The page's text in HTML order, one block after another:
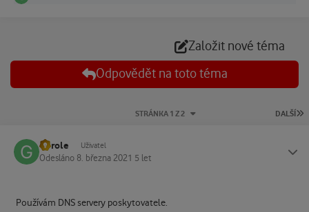
Založit nové téma
Odpovědět na toto téma
DALŠÍ
STRÁNKA 1 Z 2
Gorole Uživatel
Odesláno 8. března 2021 5 let
Používám DNS servery poskytovatele.